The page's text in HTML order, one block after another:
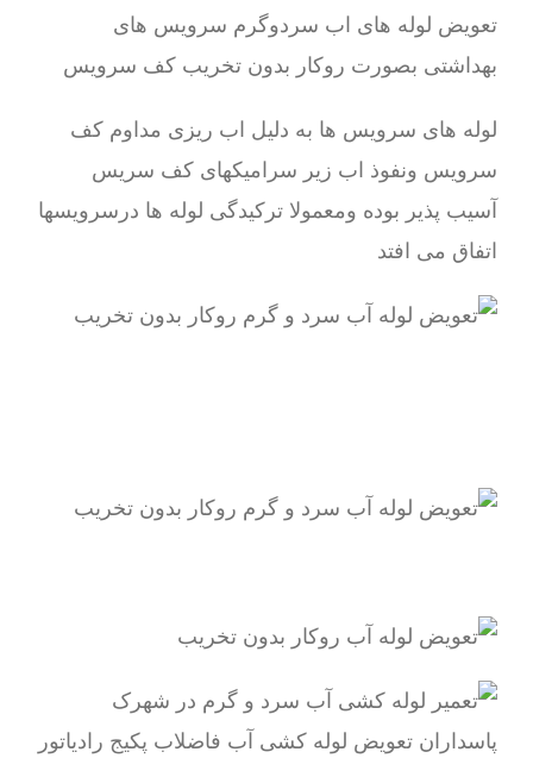
تعویض لوله های اب سردوگرم سرویس های
بهداشتی بصورت روکار بدون تخریب کف سرویس
لوله های سرویس ها به دلیل اب ریزی مداوم کف
سرویس ونفوذ اب زیر سرامیکهای کف سریس
آسیب پذیر بوده ومعمولا ترکیدگی لوله ها درسرویسها
اتفاق می افتد